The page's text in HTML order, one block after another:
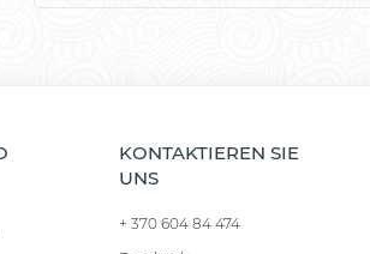
KONTAKTIEREN SIE
UNS
+ 370 604 84 474